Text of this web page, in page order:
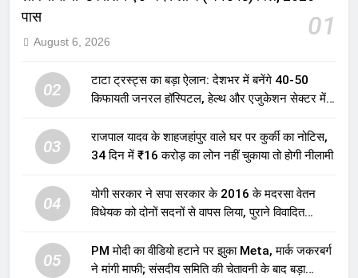
पास
01
August 6, 2026
02
टाटा ट्रस्ट्स का बड़ा ऐलान: देशभर में बनेंगे 40-50
किफायती जनरल हॉस्पिटल, हेल्थ और एजुकेशन सेक्टर में
03
राजपाल यादव के शाहजहांपुर वाले घर पर कुर्की का नोटिस,
34 दिन में ₹16 करोड़ का लोन नहीं चुकाया तो होगी नीलामी
04
योगी सरकार ने सपा सरकार के 2016 के मदरसा वेतन
विधेयक को दोनों सदनों से वापस लिया, पुराने विवादित
05
PM मोदी का वीडियो हटाने पर झुका Meta, मार्क जकरबर्ग
ने मांगी माफी; संसदीय समिति की चेतावनी के बाद बड़ा